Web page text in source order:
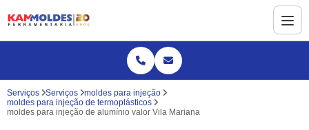
Serviços Serviços
moldes para injeção
moldes para injeção de termoplásticos
moldes para injeção de alumínio valor Vila Mariana